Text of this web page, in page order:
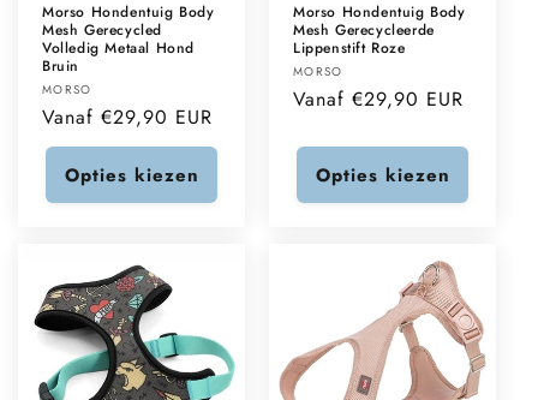
Morso Hondentuig Body
Mesh Gerecycled
Volledig Metaal Hond
Bruin
Verkoper:
MORSO
Normale
prijs
Vanaf €29,90 EUR
Opties kiezen
Morso Hondentuig Body
Mesh Gerecycleerde
Lippenstift Roze
Verkoper:
MORSO
Normale
Vanaf €29,90 EUR
Opties kiezen